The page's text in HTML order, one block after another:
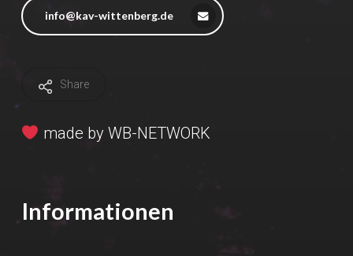
info@kav-wittenberg.de
Share
made by WB-NETWORK
Informationen